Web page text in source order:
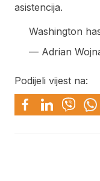
asistencija.
Washington
— Adrian
Podijeli vijest na: